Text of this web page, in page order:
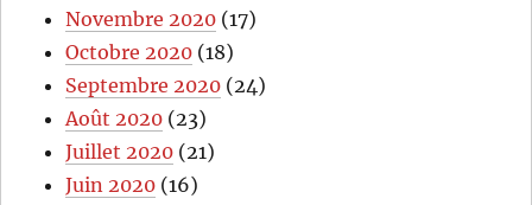
Novembre 2020 (17)
Octobre 2020 (18)
Septembre 2020 (24)
Août 2020 (23)
Juillet 2020 (21)
Juin 2020 (16)